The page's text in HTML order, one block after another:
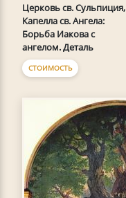
Церковь св. Сульпиция,
Капелла св. Ангела:
Борьба Иакова с
ангелом. Деталь
СТОИМОСТЬ